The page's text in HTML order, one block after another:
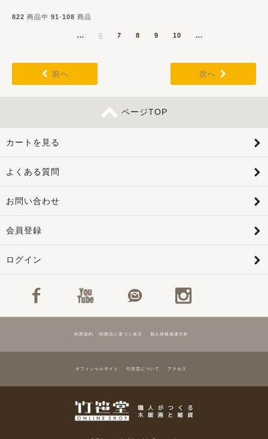
822 商品中 91-108 商品
... 6 7 8 9 10 ...
前へ 次へ
ページTOP
カートを見る
よくある質問
お問い合わせ
会員登録
ログイン
利用規約 特商法に基づく表示 個人情報保護方針
オフィシャルサイト 竹笹堂について アクセス